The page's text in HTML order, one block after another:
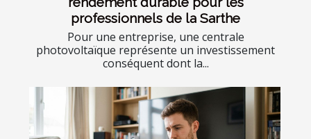
professionnels de la Sarthe
Pour une entreprise, une centrale
photovoltaïque représente un investissement
conséquent dont la...